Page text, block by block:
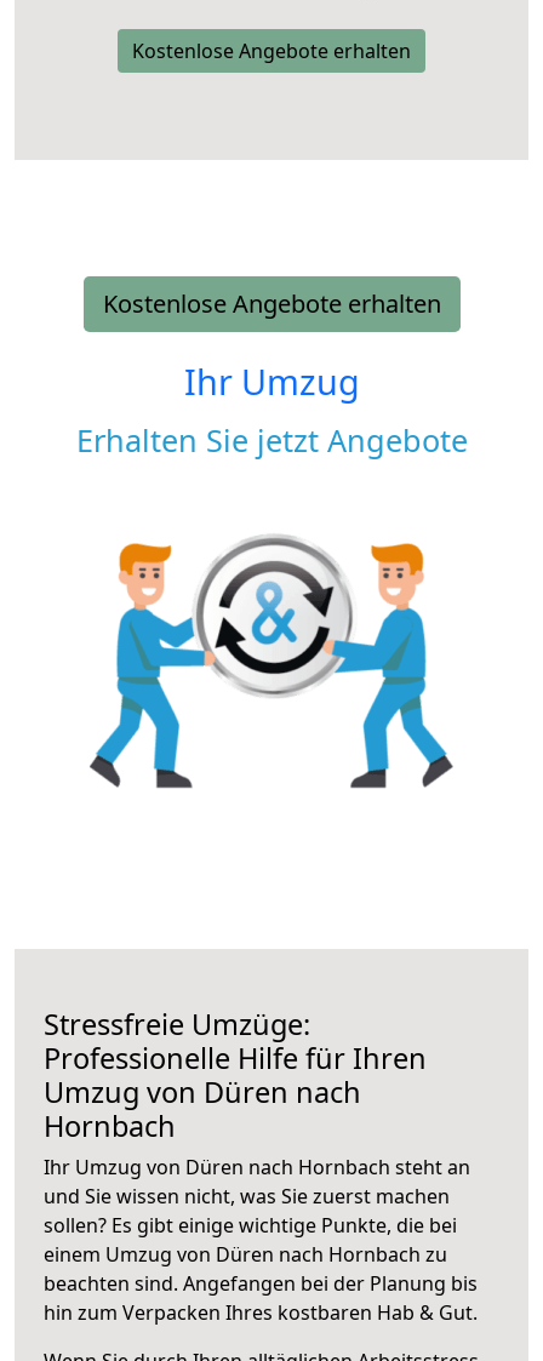
Kostenlose Angebote erhalten
Kostenlose Angebote erhalten
Ihr Umzug
Erhalten Sie jetzt Angebote
Stressfreie Umzüge:
Professionelle Hilfe für Ihren
Umzug von Düren nach
Hornbach
Ihr Umzug von Düren nach Hornbach steht an
und Sie wissen nicht, was Sie zuerst machen
sollen? Es gibt einige wichtige Punkte, die bei
einem Umzug von Düren nach Hornbach zu
beachten sind. Angefangen bei der Planung bis
hin zum Verpacken Ihres kostbaren Hab & Gut.